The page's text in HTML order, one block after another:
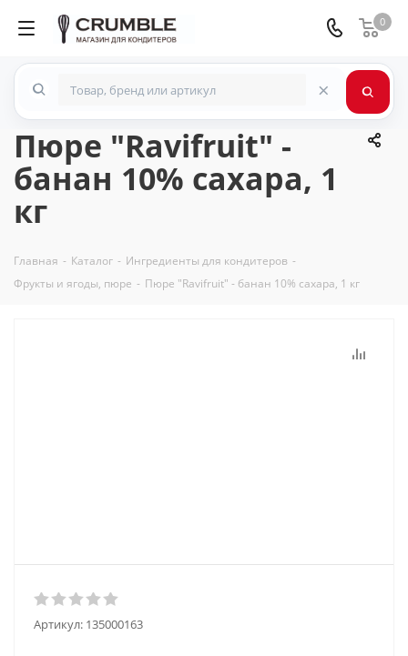
0
×
Пюре "Ravifruit" -
банан 10% сахара, 1
кг
Главная - Каталог - Ингредиенты для кондитеров -
Фрукты и ягоды, пюре - Пюре "Ravifruit" - банан 10% сахара, 1 кг
Артикул: 135000163